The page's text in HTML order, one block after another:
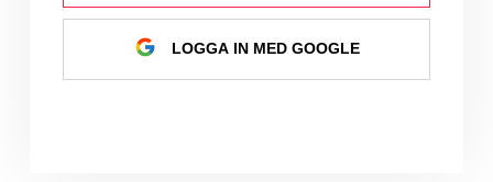
LOGGA IN MED GOOGLE